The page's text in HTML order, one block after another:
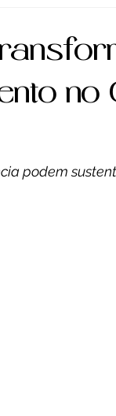
Crítica
no
podem